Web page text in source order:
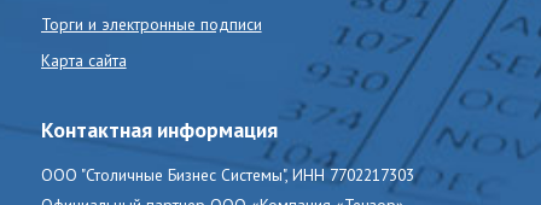
Торги и электронные подписи
Карта сайта
Контактная информация
ООО "Столичные Бизнес Системы", ИНН 7702217303